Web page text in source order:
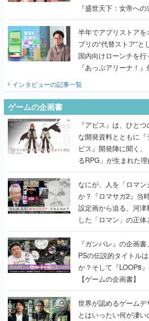
『盛世天下：女帝へ
うこだわりをプロデ
半年でアプリストアをオープ
プリの“代替ストア”
国内向けローンチを
『あっぷアリーナ！
てみた
インタビューの記事一覧
ゲームの企画書
『アビス』は、ひと
な開発資料とともに
ビス』開発陣に聞く
るRPG」が生まれた
書】
なにが、人を「ロマ
か？『ロマサガ2』当
設定画から迫る、河津
した「ロマン」の正
書】
『ガンパレ』の企画
PSの伝説的タイトル
か？そして『LOOP8
【ゲームの企画書】
世界が認めるゲーム
とはいったい何が凄